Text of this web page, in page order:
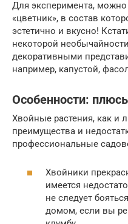
Для эксперимента, можно
«цветник», в состав
эстетично и вкусно!
некоторой
декоративными
например, капустой,
Особенности:
Хвойные растения, как и
преимущества и
профессиональные
Хвойники
имеется
не следует
домом, если вы